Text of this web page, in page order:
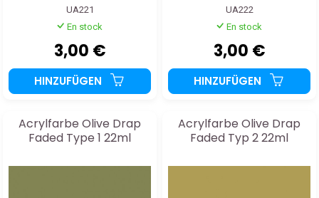
UA221
En stock
3,00 €
HINZUFÜGEN
UA222
En stock
3,00 €
HINZUFÜGEN
Acrylfarbe Olive Drap
Faded Type 1 22ml
Acrylfarbe Olive Drap
Faded Typ 2 22ml